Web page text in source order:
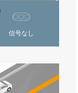
信号なし